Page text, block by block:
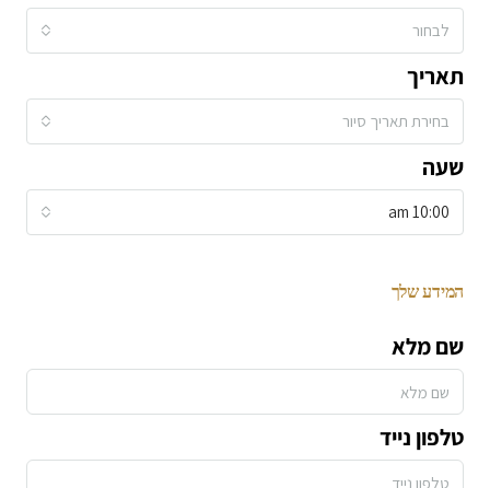
לבחור
תאריך
בחירת תאריך סיור
שעה
10:00 am
המידע שלך
שם מלא
טלפון נייד